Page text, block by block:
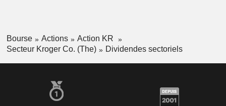
Bourse Actions
Action KR
Secteur Kroger Co. (The)
Dividendes sectoriels